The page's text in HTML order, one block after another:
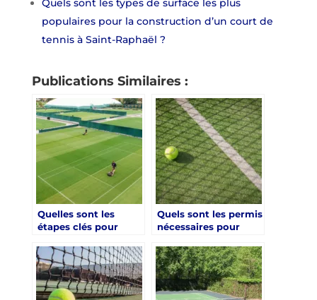
Quels sont les types de surface les plus
populaires pour la construction d’un court de
tennis à Saint-Raphaël ?
Publications Similaires :
Quelles sont les
étapes clés pour
construction d’un
court de tennis à
Saint-Raphaël ?
Quels sont les permis
nécessaires pour
de tennis à Saint-
Raphaël ?